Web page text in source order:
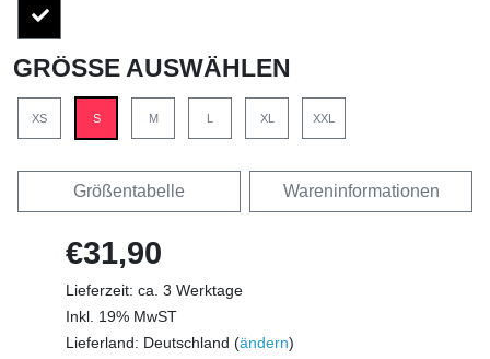
GRÖSSE AUSWÄHLEN
XS S M L XL XXL
Größentabelle Wareninformationen
€31,90
Lieferzeit: ca. 3 Werktage
Inkl. 19% MwST
Lieferland: Deutschland (ändern)